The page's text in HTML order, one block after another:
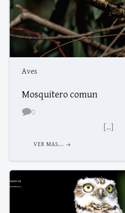
Aves
Mosquitero comun
0
[…]
VER MAS...